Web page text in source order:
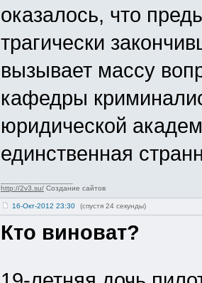
оказалось, что
трагически
вызывает массу
кафедры
юридической
единственная
http://2v3.su/ Создание сайтов
16-Окт-2012 23:30 (спустя 24 секунды)
Кто виноват?